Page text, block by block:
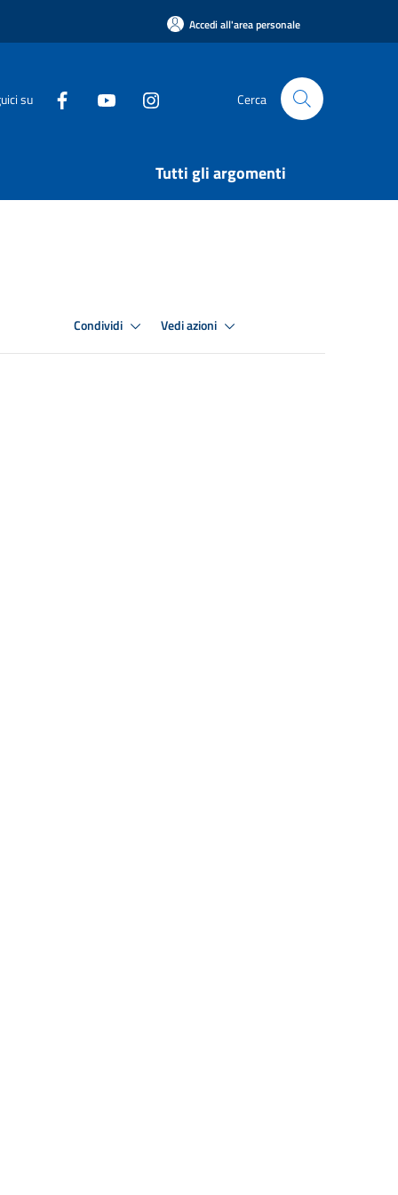
Accedi all'area personale
su Cerca
Tutti gli argomenti
Condividi Vedi azioni